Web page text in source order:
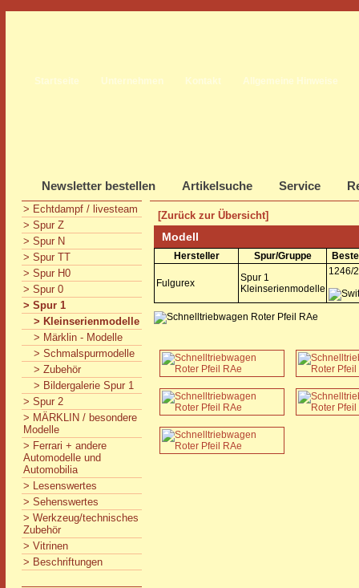
Startseite Unternehmen Kontakt Allgemeine Hinweise
Newsletter bestellen Artikelsuche Service
> Echtdampf / livesteam
> Spur Z
> Spur N
> Spur TT
> Spur H0
> Spur 0
> Spur 1
> Kleinserienmodelle
> Märklin - Modelle
> Schmalspurmodelle
> Zubehör
> Bildergalerie Spur 1
> Spur 2
> MÄRKLIN / besondere
Modelle
> Ferrari + andere
Automodelle und
Automobilia
> Lesenswertes
> Sehenswertes
> Werkzeug/technisches
Zubehör
> Vitrinen
> Beschriftungen
[Zurück zur Übersicht]
Modell
Hersteller Spur/Gruppe
Fulgurex
Spur 1
Kleinserienmodelle
1246/2